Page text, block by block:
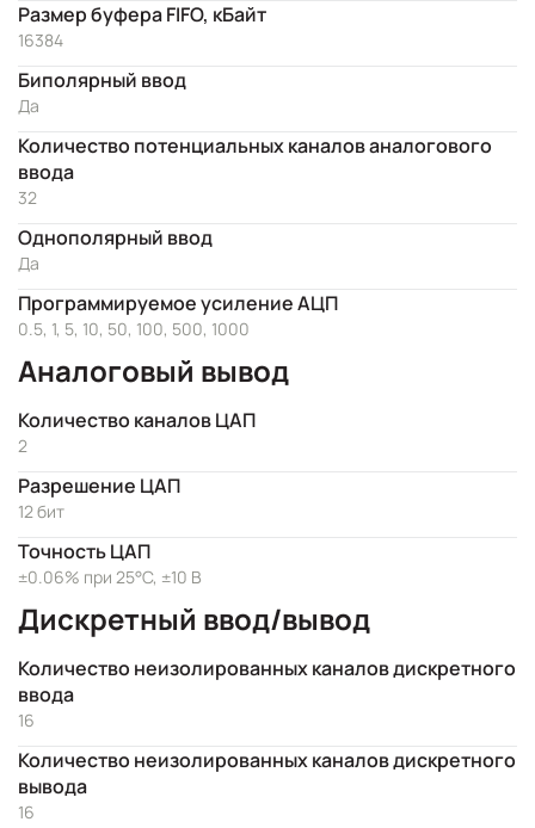
Размер буфера FIFO, кБайт
16384
Биполярный ввод
Да
Количество потенциальных каналов аналогового
ввода
32
Однополярный ввод
Да
Программируемое усиление АЦП
0.5, 1, 5, 10, 50, 100, 500, 1000
Аналоговый вывод
Количество каналов ЦАП
2
Разрешение ЦАП
12 бит
Точность ЦАП
±0.06% при 25°C, ±10 В
Дискретный ввод/вывод
Количество неизолированных каналов дискретного
ввода
16
Количество неизолированных каналов дискретного
вывода
16